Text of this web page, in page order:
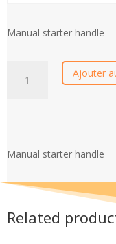
Manual starter handle
starter
Ajouter
Manual starter handle
Related